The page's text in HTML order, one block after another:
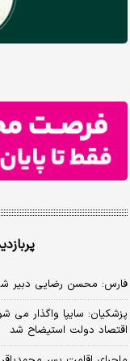
فارس: محسن رضایی دبیر
پزشکیان: سایپا واگذار می
اقتصاد دولت استیضاح شد